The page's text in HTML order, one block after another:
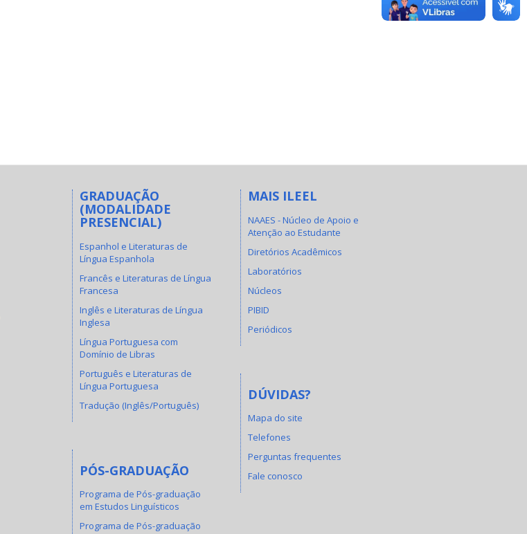
GRADUAÇÃO
(MODALIDADE
PRESENCIAL)
Espanhol e Literaturas de
Língua Espanhola
Francês e Literaturas de Língua
Francesa
Inglês e Literaturas de Língua
Inglesa
Língua Portuguesa com
Domínio de Libras
Português e Literaturas de
Língua Portuguesa
Tradução (Inglês/Português)
PÓS-GRADUAÇÃO
Programa de Pós-graduação
em Estudos Linguísticos
Programa de Pós-graduação
MAIS ILEEL
NAAES - Núcleo de Apoio e
Atenção ao Estudante
Diretórios Acadêmicos
Laboratórios
Núcleos
PIBID
Periódicos
DÚVIDAS?
Mapa do site
Telefones
Perguntas frequentes
Fale conosco